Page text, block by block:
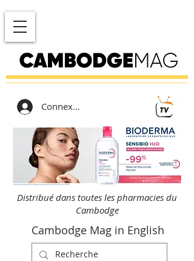
Connexion
Distribué dans toutes les pharmacies du
Cambodge
Cambodge Mag in English